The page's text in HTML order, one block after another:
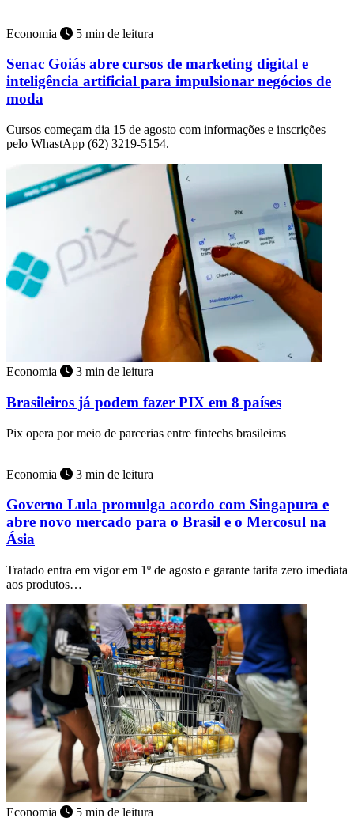
Economia 5 min de leitura
Senac Goiás abre cursos de marketing digital e
inteligência artificial para impulsionar negócios de
moda
Cursos começam dia 15 de agosto com informações e inscrições
pelo WhastApp (62) 3219-5154.
Economia 3 min de leitura
Brasileiros já podem fazer PIX em 8 países
Pix opera por meio de parcerias entre fintechs brasileiras
Economia 3 min de leitura
Governo Lula promulga acordo com Singapura e
abre novo mercado para o Brasil e o Mercosul na
Ásia
Tratado entra em vigor em 1º de agosto e garante tarifa zero imediata
aos produtos…
Economia 5 min de leitura